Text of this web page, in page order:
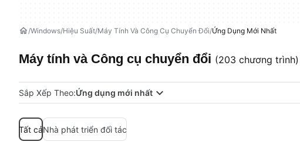
Windows Hiệu Suất Máy Tính Và Công Cụ Chuyển Đổi Ứng Dụng Mới Nhất
Máy tính và Công cụ chuyển đổi (203 chương trình)
Sắp Xếp Theo:Ứng dụng mới nhất
Tất cảNhà phát triển đối tác